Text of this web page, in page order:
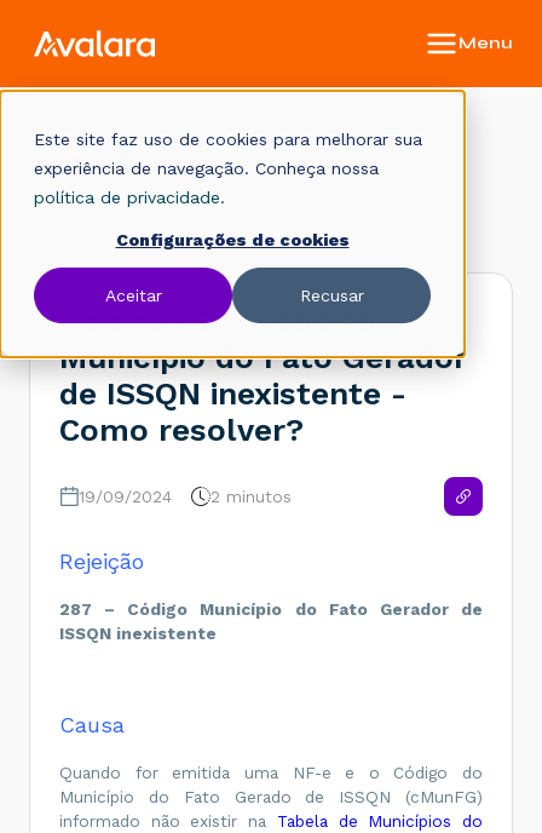
Este site faz uso de cookies para melhorar sua
experiência de navegação. Conheça nossa
política de privacidade.
Configurações de cookies
Aceitar Recusar
Base de conhecimento
Rejeição 287: Código
Município do Fato Gerador
de ISSQN inexistente -
Como resolver?
19/09/2024 2 minutos
Rejeição
287 – Código Município do Fato Gerador de
ISSQN inexistente
Causa
Quando for emitida uma NF-e e o Código do
Município do Fato Gerado de ISSQN (cMunFG)
informado não existir na Tabela de Municípios do